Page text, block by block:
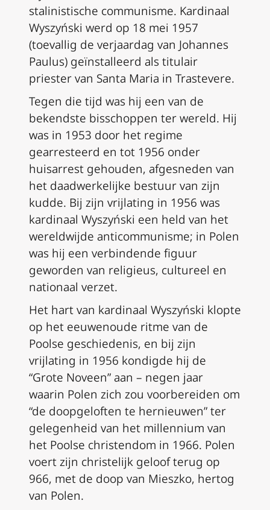
stalinistische communisme. Kardinaal
Wyszyński werd op 18 mei 1957
(toevallig de verjaardag van Johannes
Paulus) geïnstalleerd als titulair
priester van Santa Maria in Trastevere.
Tegen die tijd was hij een van de
bekendste bisschoppen ter wereld. Hij
was in 1953 door het regime
gearresteerd en tot 1956 onder
huisarrest gehouden, afgesneden van
het daadwerkelijke bestuur van zijn
kudde. Bij zijn vrijlating in 1956 was
kardinaal Wyszyński een held van het
wereldwijde anticommunisme; in Polen
was hij een verbindende figuur
geworden van religieus, cultureel en
nationaal verzet.
Het hart van kardinaal Wyszyński klopte
op het eeuwenoude ritme van de
Poolse geschiedenis, en bij zijn
vrijlating in 1956 kondigde hij de
“Grote Noveen” aan – negen jaar
waarin Polen zich zou voorbereiden om
“de doopgeloften te hernieuwen” ter
gelegenheid van het millennium van
het Poolse christendom in 1966. Polen
voert zijn christelijk geloof terug op
966, met de doop van Mieszko, hertog
van Polen.